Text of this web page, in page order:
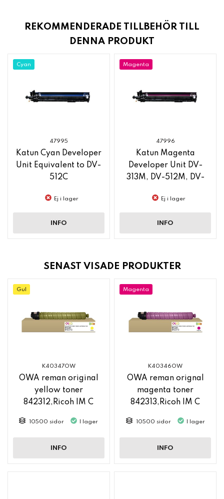
REKOMMENDERADE TILLBEHÖR TILL
DENNA PRODUKT
Cyan
47995
Katun Cyan Developer
Unit Equivalent to DV-
512C
Ej i lager
INFO
Magenta
47996
Katun Magenta
Developer Unit DV-
313M, DV-512M, DV-
Ej i lager
INFO
SENAST VISADE PRODUKTER
Gul
K40347OW
OWA reman original
yellow toner
842312,Ricoh IM C
10500 sidor I lager
INFO
Magenta
K40346OW
OWA reman orignal
magenta toner
842313,Ricoh IM C
10500 sidor I lager
INFO